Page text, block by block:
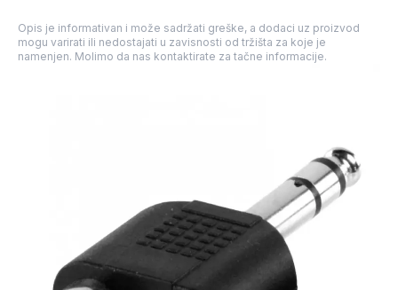
Opis je informativan i može sadržati greške, a dodaci uz proizvod
mogu varirati ili nedostajati u zavisnosti od tržišta za koje je
namenjen. Molimo da nas kontaktirate za tačne informacije.